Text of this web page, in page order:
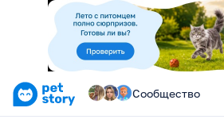
Сообщество